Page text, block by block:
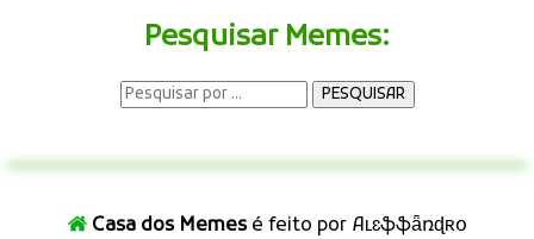
Pesquisar Memes:
Casa dos Memesé feito por Aʟɛֆֆǟռɖʀօ